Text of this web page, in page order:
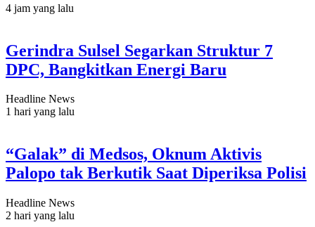
4 jam yang lalu
Gerindra Sulsel Segarkan Struktur 7
DPC, Bangkitkan Energi Baru
Headline News
1 hari yang lalu
“Galak” di Medsos, Oknum Aktivis
Palopo tak Berkutik Saat Diperiksa Polisi
Headline News
2 hari yang lalu